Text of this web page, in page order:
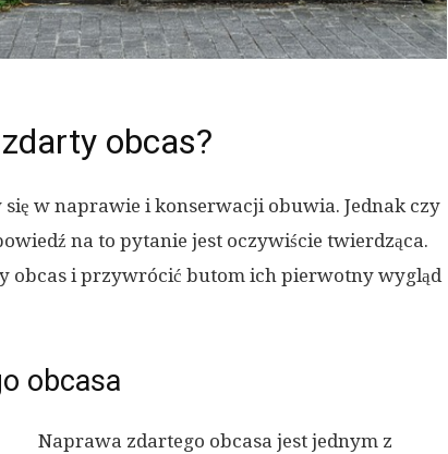
obcas?
w naprawie i konserwacji obuwia. Jednak czy
na to pytanie jest oczywiście twierdząca.
obcas i przywrócić butom ich pierwotny wygląd
obcasa
Naprawa zdartego obcasa jest jednym z